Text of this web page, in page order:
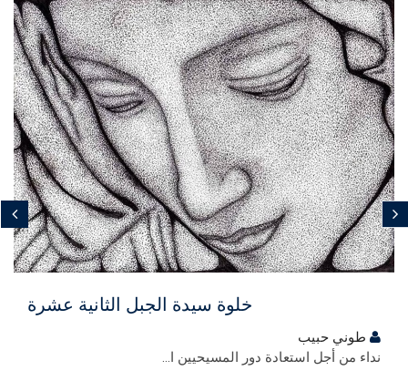
مجاني
خلوة سيدة الجبل الثانية عشرة
نداء من أجل استعادة دور المسيحيين ا...